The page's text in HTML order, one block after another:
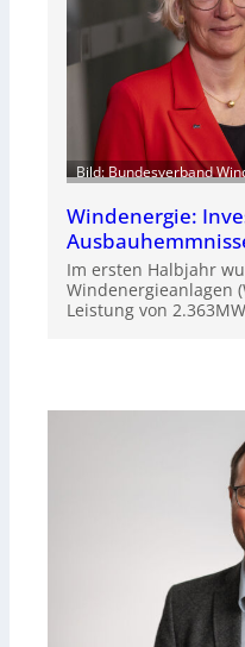
Bild: Bundesverband
Windenergie:
Im ersten Halbjahr
Windenergieanlagen
Leistung von